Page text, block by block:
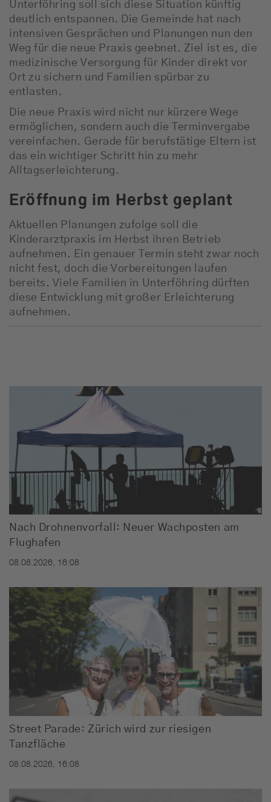
Unterföhring soll sich diese Situation künftig
deutlich entspannen. Die Gemeinde hat nach
intensiven Gesprächen und Planungen nun den
Weg für die neue Praxis geebnet. Ziel ist es, die
medizinische Versorgung für Kinder direkt vor
Ort zu sichern und Familien spürbar zu
entlasten.
Die neue Praxis wird nicht nur kürzere Wege
ermöglichen, sondern auch die Terminvergabe
vereinfachen. Gerade für berufstätige Eltern ist
das ein wichtiger Schritt hin zu mehr
Alltagserleichterung.
Eröffnung im Herbst geplant
Aktuellen Planungen zufolge soll die
Kinderarztpraxis im Herbst ihren Betrieb
aufnehmen. Ein genauer Termin steht zwar noch
nicht fest, doch die Vorbereitungen laufen
bereits. Viele Familien in Unterföhring dürften
diese Entwicklung mit großer Erleichterung
aufnehmen.
Nach Drohnenvorfall: Neuer Wachposten am
Flughafen
08.08.2026, 16:08
Street Parade: Zürich wird zur riesigen
Tanzfläche
08.08.2026, 16:08